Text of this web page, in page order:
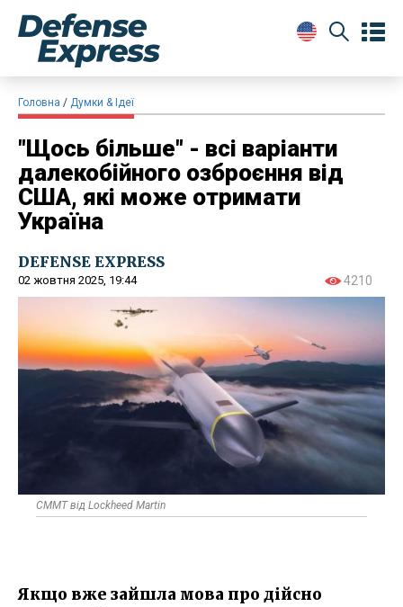
Головна Думки & Ідеї
"Щось більше" - всі варіанти
далекобійного озброєння від
США, які може отримати
Україна
DEFENSE EXPRESS
02 жовтня 2025, 19:44 4210
CMMT від Lockheed Martin
Якщо вже зайшла мова про дійсно